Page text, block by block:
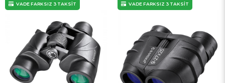
VADE FARKSIZ 3 TAKSİT VADE FARKSIZ 3 TAKSİT